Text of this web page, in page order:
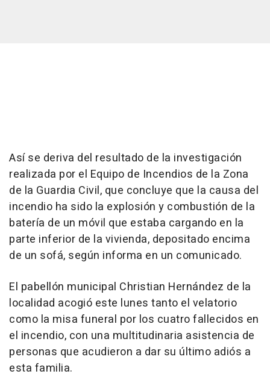
Así se deriva del resultado de la investigación
realizada por el Equipo de Incendios de la Zona
de la Guardia Civil, que concluye que la causa del
incendio ha sido la explosión y combustión de la
batería de un móvil que estaba cargando en la
parte inferior de la vivienda, depositado encima
de un sofá, según informa en un comunicado.
El pabellón municipal Christian Hernández de la
localidad acogió este lunes tanto el velatorio
como la misa funeral por los cuatro fallecidos en
el incendio, con una multitudinaria asistencia de
personas que acudieron a dar su último adiós a
esta familia.